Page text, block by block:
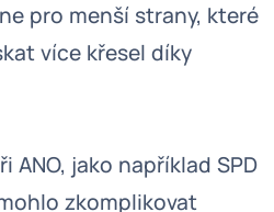
pro menší strany, které
více křesel díky
jako například SPD
zkomplikovat